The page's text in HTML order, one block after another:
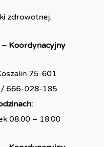
zdrowotnej.
– Koordynacyjny
75-601
666-028-185
08.00 – 18.00